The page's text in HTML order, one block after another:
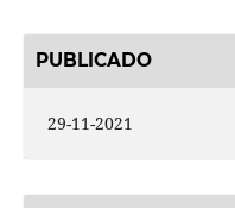
PUBLICADO
29-11-2021